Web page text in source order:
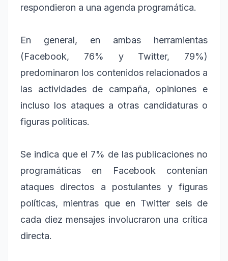
respondieron a una agenda programática.
En general, en ambas herramientas
(Facebook, 76% y Twitter, 79%)
predominaron los contenidos relacionados a
las actividades de campaña, opiniones e
incluso los ataques a otras candidaturas o
figuras políticas.
Se indica que el 7% de las publicaciones no
programáticas en Facebook contenían
ataques directos a postulantes y figuras
políticas, mientras que en Twitter seis de
cada diez mensajes involucraron una crítica
directa.